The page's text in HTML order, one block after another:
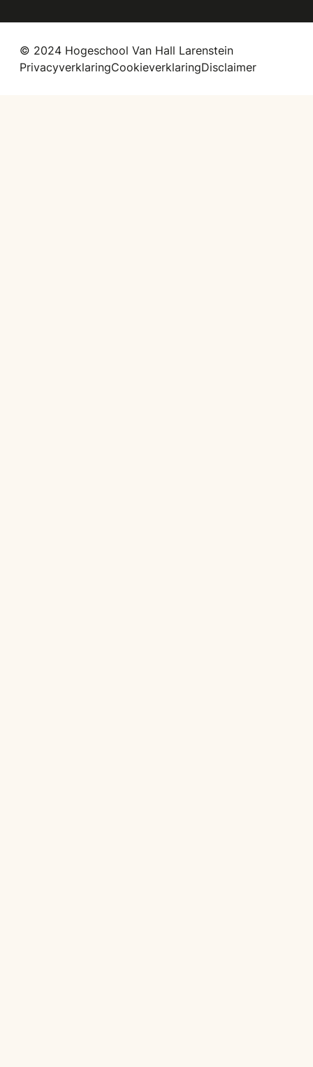
© 2024 Hogeschool Van Hall Larenstein
PrivacyverklaringCookieverklaringDisclaimer